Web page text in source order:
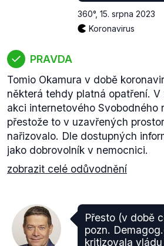
360°, 15. srpna 2023
Koronavirus
PRAVDA
Tomio Okamura v době
některá tehdy platná opatření. V
akci internetového Svobodného
přestože to v uzavřených
nařizovalo. Dle dostupných
jako dobrovolník v nemocnici.
zobrazit celé odůvodnění
Přesto (v době
pozn.
kritizovala